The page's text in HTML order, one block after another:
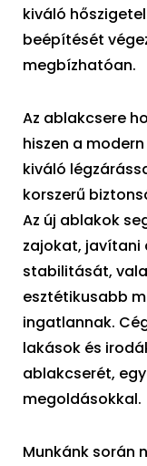
kiváló
beépítését
megbízhatóan.
Az ablakcsere
hiszen a
kiváló
korszerű
Az új ablakok
zajokat, javítani
stabilitását,
esztétikusabb
ingatlannak.
lakások és
ablakcserét,
megoldásokkal.
Munkánk során